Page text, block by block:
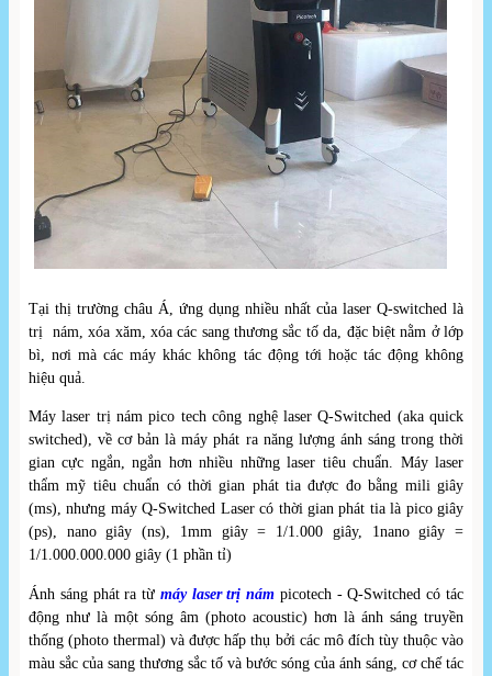
Tại thị trường châu Á, ứng dụng nhiều nhất của laser Q-switched là
trị nám, xóa xăm, xóa các sang thương sắc tố da, đặc biệt nằm ở lớp
bì, nơi mà các máy khác không tác động tới hoặc tác động không
hiệu quả.
Máy laser trị nám pico tech công nghệ laser Q-Switched (aka quick
switched), về cơ bản là máy phát ra năng lượng ánh sáng trong thời
gian cực ngắn, ngắn hơn nhiều những laser tiêu chuẩn. Máy laser
thẩm mỹ tiêu chuẩn có thời gian phát tia được đo bằng mili giây
(ms), nhưng máy Q-Switched Laser có thời gian phát tia là pico giây
(ps), nano giây (ns), 1mm giây = 1/1.000 giây, 1nano giây =
1/1.000.000.000 giây (1 phần tỉ)
Ánh sáng phát ra từ máy laser trị nám picotech - Q-Switched có tác
động như là một sóng âm (photo acoustic) hơn là ánh sáng truyền
thống (photo thermal) và được hấp thụ bởi các mô đích tùy thuộc vào
màu sắc của sang thương sắc tố và bước sóng của ánh sáng, cơ chế tác